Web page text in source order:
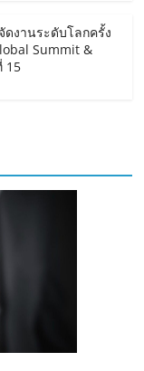
ดงานระดับโลกครั้ง
Summit &
15